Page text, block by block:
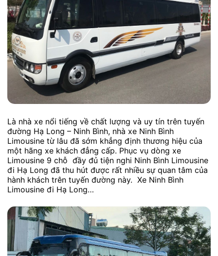
Là nhà xe nổi tiếng về chất lượng và uy tín trên tuyến
đường Hạ Long – Ninh Bình, nhà xe Ninh Bình
Limousine từ lâu đã sớm khẳng định thương hiệu của
một hãng xe khách đẳng cấp. Phục vụ dòng xe
Limousine 9 chỗ đầy đủ tiện nghi Ninh Bình Limousine
đi Hạ Long đã thu hút được rất nhiều sự quan tâm của
hành khách trên tuyến đường này. Xe Ninh Bình
Limousine đi Hạ Long…